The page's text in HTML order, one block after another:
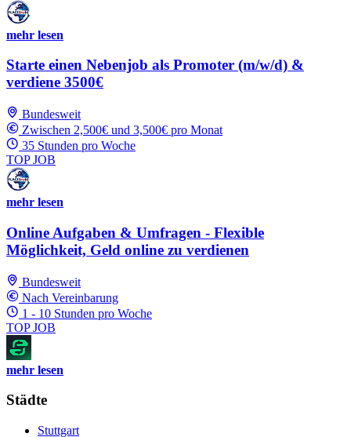
mehr lesen
Starte einen Nebenjob als Promoter (m/w/d) &
verdiene 3500€
Bundesweit
Zwischen 2,500€ und 3,500€ pro Monat
35 Stunden pro Woche
TOP JOB
mehr lesen
Online Aufgaben & Umfragen - Flexible
Möglichkeit, Geld online zu verdienen
Bundesweit
Nach Vereinbarung
1 - 10 Stunden pro Woche
TOP JOB
mehr lesen
Städte
Stuttgart